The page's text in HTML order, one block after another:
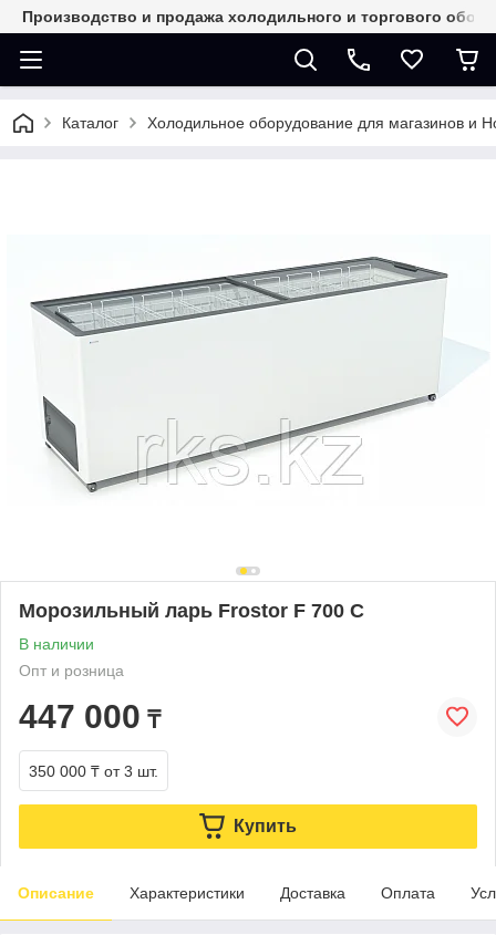
Производство и продажа холодильного и торгового
Каталог Холодильное оборудование для магазинов и
Морозильный ларь Frostor F 700 С
В наличии
Опт и розница
447 000 ₸
350 000 ₸ от 3 шт.
Купить
Описание Характеристики Доставка Оплата